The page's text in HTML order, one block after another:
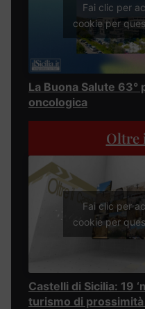
Fai clic per
cookie per
La Buona Salute
oncologica
Oltre
Fai clic per
cookie per
Castelli di Sicilia: 19
turismo di prossimità